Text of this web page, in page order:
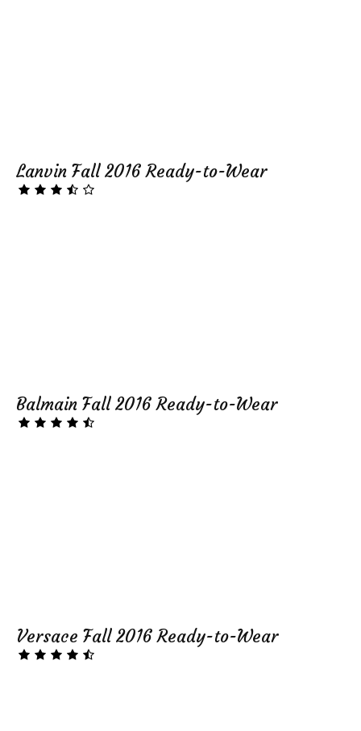
Lanvin Fall 2016 Ready-to-Wear
Balmain Fall 2016 Ready-to-Wear
Versace Fall 2016 Ready-to-Wear